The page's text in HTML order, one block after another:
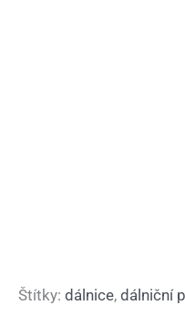
Štítky: dálnice, dálniční